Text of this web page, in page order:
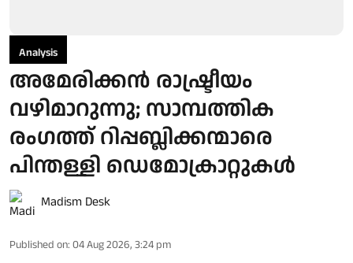
Analysis
അമേരിക്കൻ രാഷ്ട്രീയം
വഴിമാറുന്നു; സാമ്പത്തിക
രംഗത്ത് റിപ്പബ്ലിക്കന്മാരെ
പിന്തള്ളി ഡെമോക്രാറ്റുകൾ
Madism Desk
Published on: 04 Aug 2026, 3:24 pm